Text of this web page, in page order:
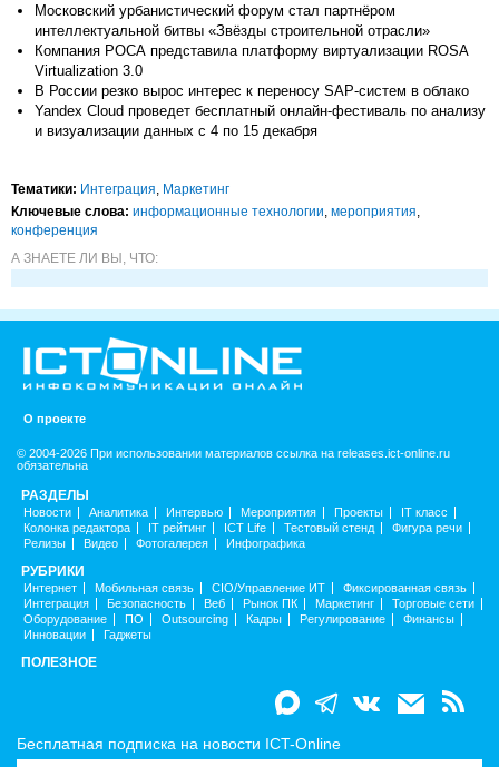
Московский урбанистический форум стал партнёром
интеллектуальной битвы «Звёзды строительной отрасли»
Компания РОСА представила платформу виртуализации ROSA
Virtualization 3.0
В России резко вырос интерес к переносу SAP-систем в облако
Yandex Cloud проведет бесплатный онлайн-фестиваль по анализу
и визуализации данных с 4 по 15 декабря
Тематики: Интеграция, Маркетинг
Ключевые слова: информационные технологии, мероприятия,
конференция
А ЗНАЕТЕ ЛИ ВЫ, ЧТО:
О проекте
© 2004-2026 При использовании материалов ссылка на releases.ict-online.ru
обязательна
РАЗДЕЛЫ
Новости Аналитика Интервью Мероприятия Проекты
IT класс
Колонка редактора
IT рейтинг ICT Life Тестовый стенд
Фигура речи
Релизы
Видео Фотогалерея Инфографика
РУБРИКИ
Интернет Мобильная связь CIO/Управление ИТ
Фиксированная связь
Интеграция
Безопасность Веб Рынок ПК Маркетинг
Торговые сети
Оборудование
ПО Outsourcing Кадры Регулирование
Финансы
Инновации
Гаджеты
ПОЛЕЗНОЕ
Бесплатная подписка на новости ICT-Online